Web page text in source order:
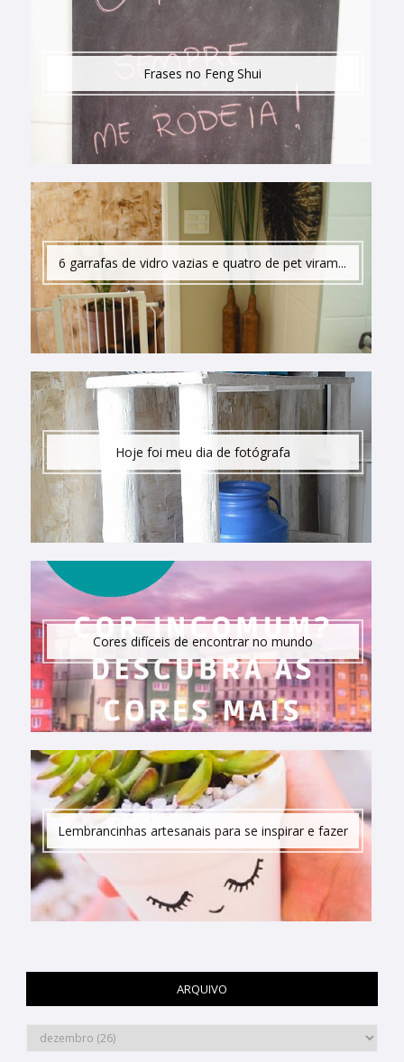
Frases no Feng Shui
6 garrafas de vidro vazias e quatro de pet viram...
Hoje foi meu dia de fotógrafa
Cores difíceis de encontrar no mundo
Lembrancinhas artesanais para se inspirar e fazer
ARQUIVO